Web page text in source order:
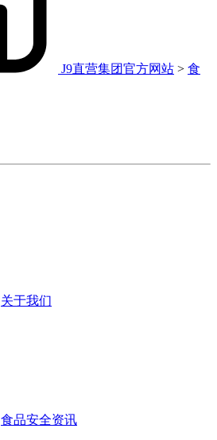
J9直营集团官方网站 > 食
关于我们
食品安全资讯